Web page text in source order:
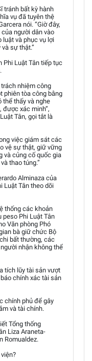
tránh bất kỳ hành
vụ đã tuyên thệ
nói. “Giờ đây,
người dân vào
luật và phục vụ lợi
sự thật.”
Phi Luật Tân tiếp tục
trách nhiệm công
phiên tòa công bằng
thể thấy và nghe
được xác minh”,
Tân, gọi tắt là
việc giám sát các
vệ sự thật, giữ vững
và củng cố quốc gia
thao túng.”
Alminaza của
Luật Tân theo dõi
thống các khoản
peso Phi Luật Tân
Văn phòng Phó
bà giữ chức Bộ
bất thường, các
nhận không thể
tích lũy tài sản vượt
chính xác tài sản
chính phủ để gây
và tài chính.
Tổng thống
Liza Araneta-
Romualdez.